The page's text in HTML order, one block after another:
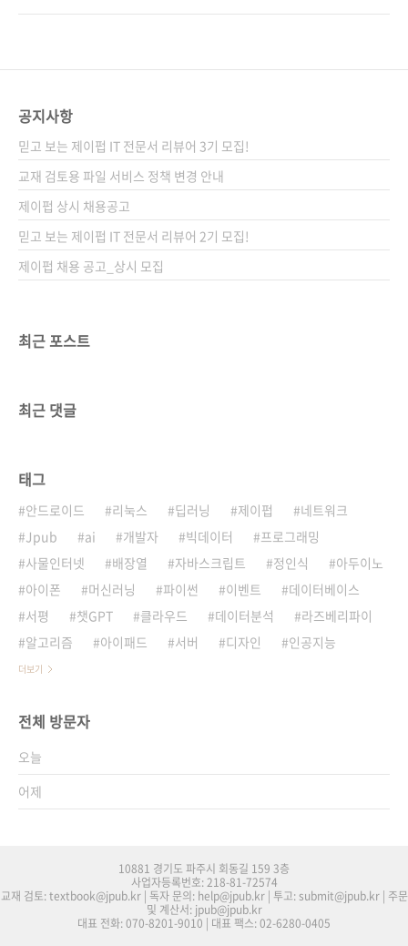
패턴과 모범 사례로 익히는 실용적 게임 개발법
열심히 코드를 짰는데 과거에 썼던 코드가 이해
복하는 것이 싫증 날 수도 있겠죠. 포기하면 안
돼요! 미래의 나, 혹은 동료를 위해 가독성 좋고
깔끔하면서 효율적인 코드를 만들고 싶으신가
요? 필요한 곳에 적절한 패턴을 사용하고 싶으신
가요? 그런 여러분을 위해 게임 디자인 패턴 책
을 준비했습..
공지사항
믿고 보는 제이펍 IT 전문서 리뷰어 3기 모집!
교재 검토용 파일 서비스 정책 변경 안내
제이펍 상시 채용공고
믿고 보는 제이펍 IT 전문서 리뷰어 2기 모집!
제이펍 채용 공고_상시 모집
최근 포스트
최근 댓글
태그
안드로이드 리눅스 딥러닝 제이펍
네트워크
Jpub
ai 개발자 빅데이터
프로그래밍
사물인터넷
배장열 자바스크립트 정인식
아두이노
아이폰
머신러닝 파이썬 이벤트
데이터베이스
서평
챗GPT 클라우드 데이터분석
라즈베리파이
알고리즘
아이패드 서버 디자인 인공지능
더보기
전체 방문자
오늘
어제
10881 경기도 파주시 회동길 159 3층
사업자등록번호: 218-81-72574
교재 검토: textbook@jpub.kr | 독자 문의: help@jpub.kr | 투고: submit@jpub.kr | 주문
및 계산서: jpub@jpub.kr
대표 전화: 070-8201-9010 | 대표 팩스: 02-6280-0405